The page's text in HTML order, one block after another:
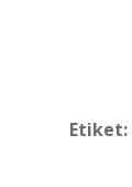
Etiket: